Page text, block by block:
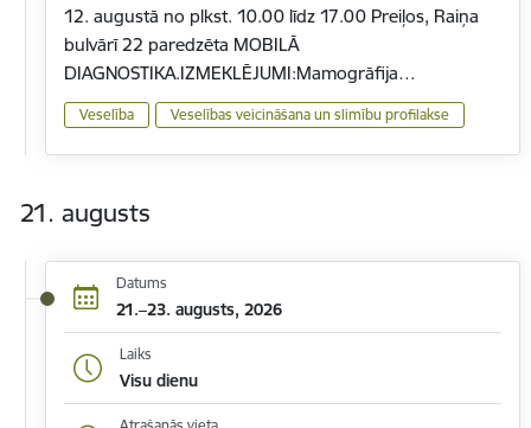
12. augustā no plkst. 10.00 līdz 17.00 Preiļos, Raiņa
bulvārī 22 paredzēta MOBILĀ
DIAGNOSTIKA.IZMEKLĒJUMI:Mamogrāfija…
Veselība Veselības veicināšana un slimību profilakse
21. augusts
Datums
21.–23. augusts, 2026
Laiks
Visu dienu